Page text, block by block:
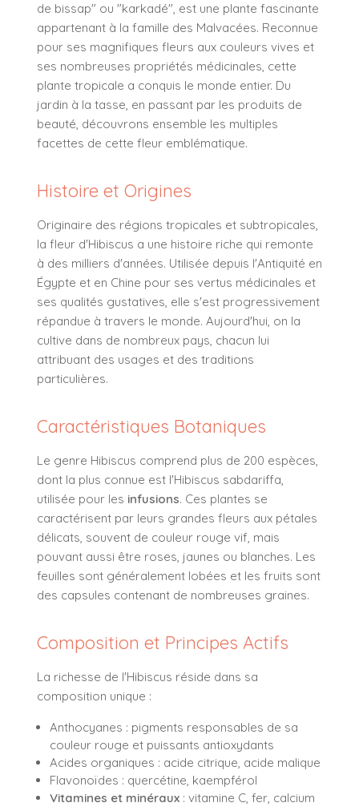
de bissap" ou "karkadé", est une plante fascinante
appartenant à la famille des Malvacées. Reconnue
pour ses magnifiques fleurs aux couleurs vives et
ses nombreuses propriétés médicinales, cette
plante tropicale a conquis le monde entier. Du
jardin à la tasse, en passant par les produits de
beauté, découvrons ensemble les multiples
facettes de cette fleur emblématique.
Histoire et Origines
Originaire des régions tropicales et subtropicales,
la fleur d'Hibiscus a une histoire riche qui remonte
à des milliers d'années. Utilisée depuis l'Antiquité en
Égypte et en Chine pour ses vertus médicinales et
ses qualités gustatives, elle s'est progressivement
répandue à travers le monde. Aujourd'hui, on la
cultive dans de nombreux pays, chacun lui
attribuant des usages et des traditions
particulières.
Caractéristiques Botaniques
Le genre Hibiscus comprend plus de 200 espèces,
dont la plus connue est l'Hibiscus sabdariffa,
utilisée pour les infusions. Ces plantes se
caractérisent par leurs grandes fleurs aux pétales
délicats, souvent de couleur rouge vif, mais
pouvant aussi être roses, jaunes ou blanches. Les
feuilles sont généralement lobées et les fruits sont
des capsules contenant de nombreuses graines.
Composition et Principes Actifs
La richesse de l'Hibiscus réside dans sa
composition unique :
Anthocyanes : pigments responsables de sa
couleur rouge et puissants antioxydants
Acides organiques : acide citrique, acide malique
Flavonoïdes : quercétine, kaempférol
Vitamines et minéraux : vitamine C, fer, calcium